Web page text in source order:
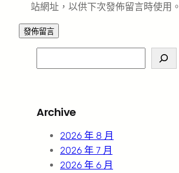
站網址，以供下次發佈留言時使用。
e
c
Archive
2026 年 8 月
2026 年 7 月
2026 年 6 月